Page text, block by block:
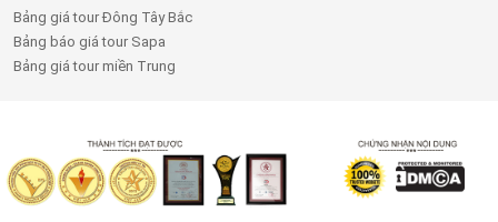
Bảng giá tour Đông Tây Bắc
Bảng báo giá tour Sapa
Bảng giá tour miền Trung